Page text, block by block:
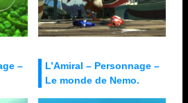
–
L’Amiral – Personnage –
Le monde de Nemo.